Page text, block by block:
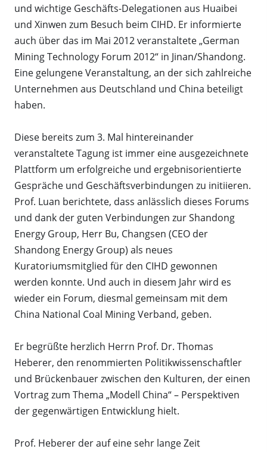
und wichtige Geschäfts-Delegationen aus Huaibei
und Xinwen zum Besuch beim CIHD. Er informierte
auch über das im Mai 2012 veranstaltete „German
Mining Technology Forum 2012“ in Jinan/Shandong.
Eine gelungene Veranstaltung, an der sich zahlreiche
Unternehmen aus Deutschland und China beteiligt
haben.
Diese bereits zum 3. Mal hintereinander
veranstaltete Tagung ist immer eine ausgezeichnete
Plattform um erfolgreiche und ergebnisorientierte
Gespräche und Geschäftsverbindungen zu initiieren.
Prof. Luan berichtete, dass anlässlich dieses Forums
und dank der guten Verbindungen zur Shandong
Energy Group, Herr Bu, Changsen (CEO der
Shandong Energy Group) als neues
Kuratoriumsmitglied für den CIHD gewonnen
werden konnte. Und auch in diesem Jahr wird es
wieder ein Forum, diesmal gemeinsam mit dem
China National Coal Mining Verband, geben.
Er begrüßte herzlich Herrn Prof. Dr. Thomas
Heberer, den renommierten Politikwissenschaftler
und Brückenbauer zwischen den Kulturen, der einen
Vortrag zum Thema „Modell China“ – Perspektiven
der gegenwärtigen Entwicklung hielt.
Prof. Heberer der auf eine sehr lange Zeit